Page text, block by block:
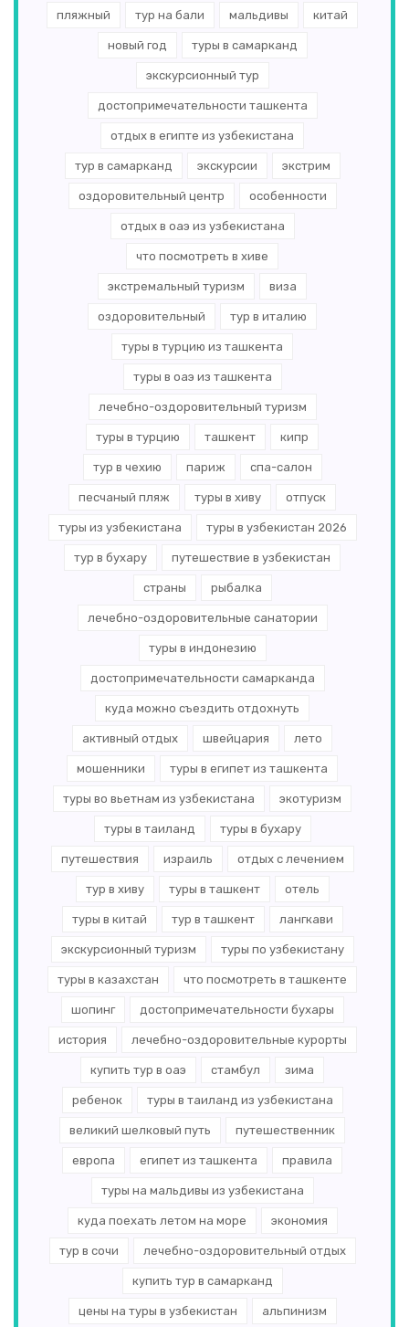
пляжный тур на бали мальдивы китай
новый год туры в самарканд
экскурсионный тур
достопримечательности ташкента
отдых в египте из узбекистана
тур в самарканд экскурсии экстрим
оздоровительный центр особенности
отдых в оаэ из узбекистана
что посмотреть в хиве
экстремальный туризм виза
оздоровительный тур в италию
туры в турцию из ташкента
туры в оаэ из ташкента
лечебно-оздоровительный туризм
туры в турцию ташкент кипр
тур в чехию париж спа-салон
песчаный пляж туры в хиву отпуск
туры из узбекистана туры в узбекистан 2026
тур в бухару путешествие в узбекистан
страны рыбалка
лечебно-оздоровительные санатории
туры в индонезию
достопримечательности самарканда
куда можно съездить отдохнуть
активный отдых швейцария лето
мошенники туры в египет из ташкента
туры во вьетнам из узбекистана экотуризм
туры в таиланд туры в бухару
путешествия израиль отдых с лечением
тур в хиву туры в ташкент отель
туры в китай тур в ташкент лангкави
экскурсионный туризм туры по узбекистану
туры в казахстан что посмотреть в ташкенте
шопинг достопримечательности бухары
история лечебно-оздоровительные курорты
купить тур в оаэ стамбул зима
ребенок туры в таиланд из узбекистана
великий шелковый путь путешественник
европа египет из ташкента правила
туры на мальдивы из узбекистана
куда поехать летом на море экономия
тур в сочи лечебно-оздоровительный отдых
купить тур в самарканд
цены на туры в узбекистан альпинизм